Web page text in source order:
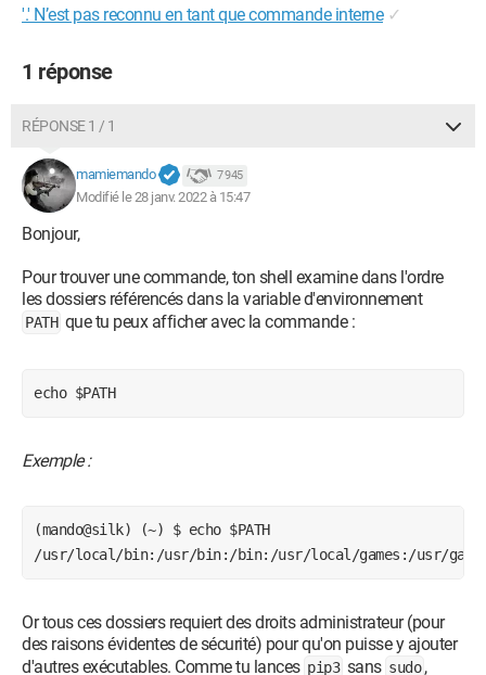
packages (from pyinstaller) (2022.0)
./.local/lib/python3.7/site-packages (from
importlib-metadata; python_version < "3.8"-
>pyinstaller) (3.6.0)
Requirement already satisfied: typing-
extensions>=3.6.4; python_version < "3.8" in
./.local/lib/python3.7/site-packages (from
importlib-metadata; python_version < "3.8"-
>pyinstaller) (4.0.0)
bash: pyinstaller : commande introuvable
Avez vous une solution ?
'.' N’est pas reconnu en tant que commande interne ✓
1 réponse
RÉPONSE 1 / 1
mamiemando 7 945
Modifié le 28 janv. 2022 à 15:47
Bonjour,
Pour trouver une commande, ton shell examine dans l'ordre
les dossiers référencés dans la variable d'environnement
PATH que tu peux afficher avec la commande :
echo $PATH
Exemple :
(mando@silk) (~) $ echo $PATH
/usr/local/bin:/usr/bin:/bin:/usr/local/games:/usr/
Or tous ces dossiers requiert des droits administrateur (pour
des raisons évidentes de sécurité) pour qu'on puisse y ajouter
d'autres exécutables. Comme tu lances pip3 sans sudo ,